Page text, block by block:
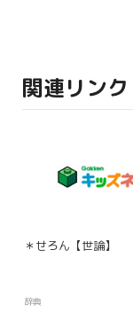
関連リンク
＊せろん【世論】
辞典